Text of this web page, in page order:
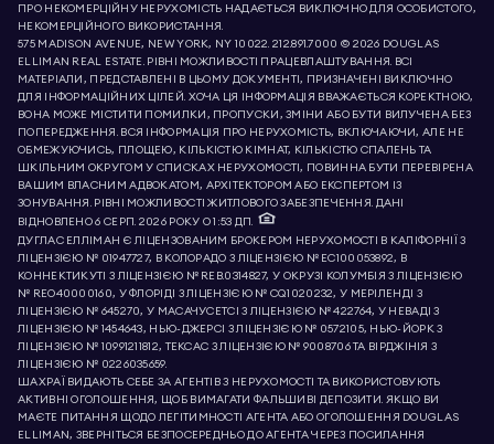
ПРО НЕКОМЕРЦІЙНУ НЕРУХОМІСТЬ НАДАЄТЬСЯ ВИКЛЮЧНО ДЛЯ ОСОБИСТОГО,
НЕКОМЕРЦІЙНОГО ВИКОРИСТАННЯ.
575 MADISON AVENUE, NEW YORK, NY 10022.212.891.7000 © 2026 DOUGLAS
ELLIMAN REAL ESTATE. РІВНІ МОЖЛИВОСТІ ПРАЦЕВЛАШТУВАННЯ. ВСІ
МАТЕРІАЛИ, ПРЕДСТАВЛЕНІ В ЦЬОМУ ДОКУМЕНТІ, ПРИЗНАЧЕНІ ВИКЛЮЧНО
ДЛЯ ІНФОРМАЦІЙНИХ ЦІЛЕЙ. ХОЧА ЦЯ ІНФОРМАЦІЯ ВВАЖАЄТЬСЯ КОРЕКТНОЮ,
ВОНА МОЖЕ МІСТИТИ ПОМИЛКИ, ПРОПУСКИ, ЗМІНИ АБО БУТИ ВИЛУЧЕНА БЕЗ
ПОПЕРЕДЖЕННЯ. ВСЯ ІНФОРМАЦІЯ ПРО НЕРУХОМІСТЬ, ВКЛЮЧАЮЧИ, АЛЕ НЕ
ОБМЕЖУЮЧИСЬ, ПЛОЩЕЮ, КІЛЬКІСТЮ КІМНАТ, КІЛЬКІСТЮ СПАЛЕНЬ ТА
ШКІЛЬНИМ ОКРУГОМ У СПИСКАХ НЕРУХОМОСТІ, ПОВИННА БУТИ ПЕРЕВІРЕНА
ВАШИМ ВЛАСНИМ АДВОКАТОМ, АРХІТЕКТОРОМ АБО ЕКСПЕРТОМ ІЗ
ЗОНУВАННЯ. РІВНІ МОЖЛИВОСТІ ЖИТЛОВОГО ЗАБЕЗПЕЧЕННЯ. ДАНІ
ВІДНОВЛЕНО 6 СЕРП. 2026 РОКУ О 1:53 ДП.
ДУГЛАС ЕЛЛІМАН Є ЛІЦЕНЗОВАНИМ БРОКЕРОМ НЕРУХОМОСТІ В КАЛІФОРНІЇ З
ЛІЦЕНЗІЄЮ № 01947727, В КОЛОРАДО З ЛІЦЕНЗІЄЮ № EC100053892, В
КОННЕКТИКУТІ З ЛІЦЕНЗІЄЮ № REB.0314827, У ОКРУЗІ КОЛУМБІЯ З ЛІЦЕНЗІЄЮ
№ REO40000160, У ФЛОРІДІ З ЛІЦЕНЗІЄЮ № CQ1020232, У МЕРІЛЕНДІ З
ЛІЦЕНЗІЄЮ № 645270, У МАСАЧУСЕТСІ З ЛІЦЕНЗІЄЮ № 422764, У НЕВАДІ З
ЛІЦЕНЗІЄЮ № 1454643, НЬЮ-ДЖЕРСІ З ЛІЦЕНЗІЄЮ № 0572105, НЬЮ-ЙОРК З
ЛІЦЕНЗІЄЮ № 10991211812, ТЕКСАС З ЛІЦЕНЗІЄЮ № 9008706 ТА ВІРДЖІНІЯ З
ЛІЦЕНЗІЄЮ № 0226035659.
ШАХРАЇ ВИДАЮТЬ СЕБЕ ЗА АГЕНТІВ З НЕРУХОМОСТІ ТА ВИКОРИСТОВУЮТЬ
АКТИВНІ ОГОЛОШЕННЯ, ЩОБ ВИМАГАТИ ФАЛЬШИВІ ДЕПОЗИТИ. ЯКЩО ВИ
МАЄТЕ ПИТАННЯ ЩОДО ЛЕГІТИМНОСТІ АГЕНТА АБО ОГОЛОШЕННЯ DOUGLAS
ELLIMAN, ЗВЕРНІТЬСЯ БЕЗПОСЕРЕДНЬО ДО АГЕНТА ЧЕРЕЗ ПОСИЛАННЯ